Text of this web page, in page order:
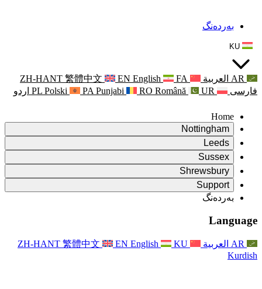
ZH-HANT 繁體中文
EN
PL Polski PA Punjabi اردو
Rapora
Rapora
Rapora
خێزان
ZH-HANT 繁體中文 EN